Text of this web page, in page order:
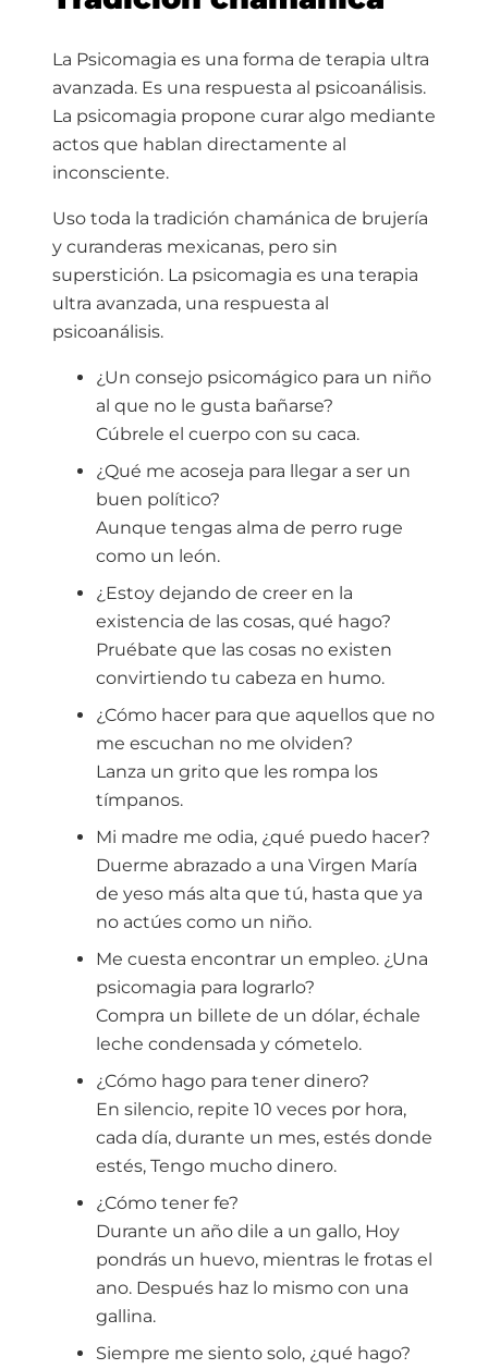
La Psicomagia es una forma de terapia ultra
avanzada. Es una respuesta al psicoanálisis.
La psicomagia propone curar algo mediante
actos que hablan directamente al
inconsciente.
Uso toda la tradición chamánica de brujería
y curanderas mexicanas, pero sin
superstición. La psicomagia es una terapia
ultra avanzada, una respuesta al
psicoanálisis.
¿Un consejo psicomágico para un niño
al que no le gusta bañarse?
Cúbrele el cuerpo con su caca.
¿Qué me acoseja para llegar a ser un
buen político?
Aunque tengas alma de perro ruge
como un león.
¿Estoy dejando de creer en la
existencia de las cosas, qué hago?
Pruébate que las cosas no existen
convirtiendo tu cabeza en humo.
¿Cómo hacer para que aquellos que no
me escuchan no me olviden?
Lanza un grito que les rompa los
tímpanos.
Mi madre me odia, ¿qué puedo hacer?
Duerme abrazado a una Virgen María
de yeso más alta que tú, hasta que ya
no actúes como un niño.
Me cuesta encontrar un empleo. ¿Una
psicomagia para lograrlo?
Compra un billete de un dólar, échale
leche condensada y cómetelo.
¿Cómo hago para tener dinero?
En silencio, repite 10 veces por hora,
cada día, durante un mes, estés donde
estés, Tengo mucho dinero.
¿Cómo tener fe?
Durante un año dile a un gallo, Hoy
pondrás un huevo, mientras le frotas el
ano. Después haz lo mismo con una
gallina.
Siempre me siento solo, ¿qué hago?